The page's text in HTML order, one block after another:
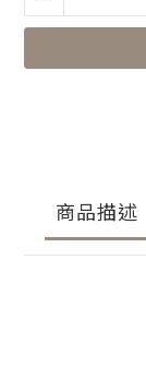
商品描述